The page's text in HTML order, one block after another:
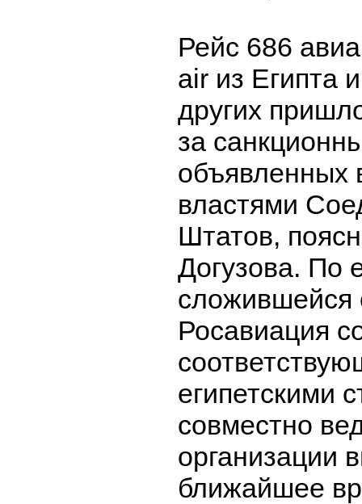
Рейс 686
air из Египта
других
за
властями
Штатов,
Догузова. По
сложившейся
Росавиация
египетскими
совместно
организации
ближайшее